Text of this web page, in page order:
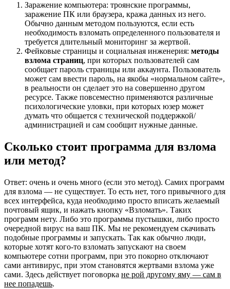
Заражение компьютера: троянские программы,
заражение ПК или браузера, кража данных из него.
Обычно данным методом пользуются, если есть
необходимость взломать определенного пользователя и
требуется длительный мониторинг за жертвой.
Фейковые страницы и социальная инженерия: методы
взлома страниц, при которых пользователей сам
сообщает пароль страницы или аккаунта. Пользователь
может сам ввести пароль, на якобы «нормальном сайте»,
в реальности он сделает это на совершенно другом
ресурсе. Также повсеместно применяются различные
психологические уловки, при которых юзер может
думать что общается с технической поддержкой/
администрацией и сам сообщит нужные данные.
Сколько стоит программа для взлома
или метод?
Ответ: очень и очень много (если это метод). Самих программ
для взлома — не существует. То есть нет, того привычного для
всех интерфейса, куда необходимо просто вписать желаемый
почтовый ящик, и нажать кнопку «Взломать». Таких
программ нету. Либо это программы пустышки, либо просто
очередной вирус на ваш ПК. Мы не рекомендуем скачивать
подобные программы и запускать. Так как обычно люди,
которые хотят кого-то взломать запускают на своем
компьютере сотни программ, при это покорно отключают
сами антивирус, при этом становятся жертвами взлома уже
сами. Здесь действует поговорка не рой другому яму — сам в
нее попадешь.